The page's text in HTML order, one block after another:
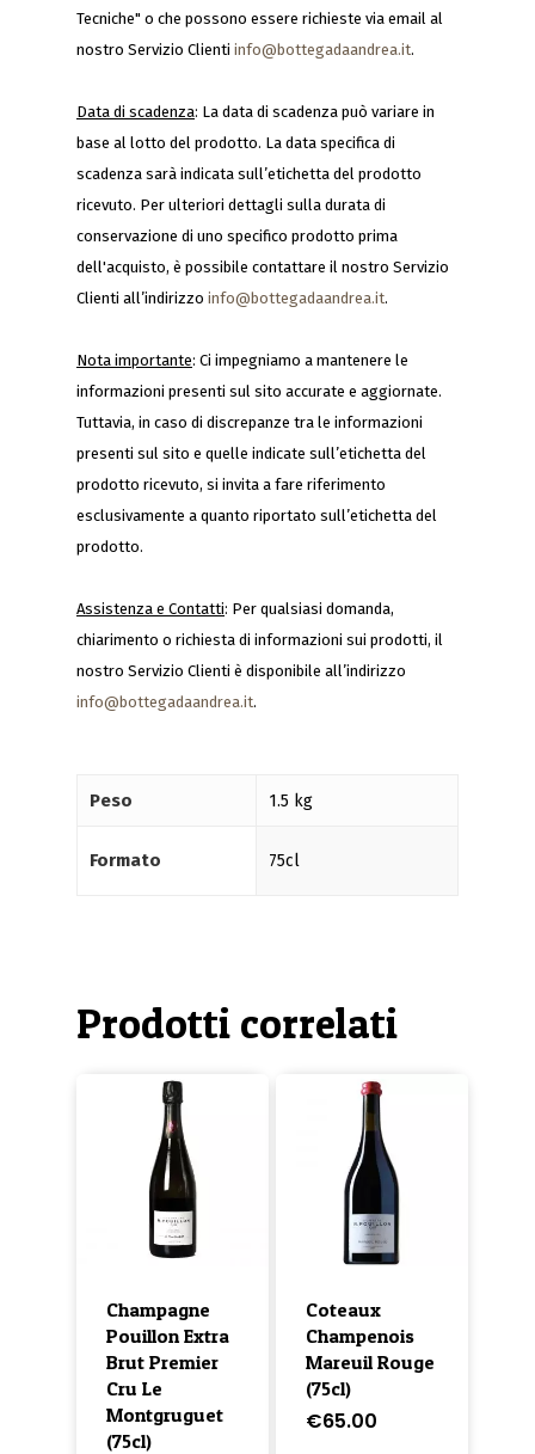
Tecniche" o che possono essere richieste via email al
nostro Servizio Clienti info@bottegadaandrea.it.
Data di scadenza: La data di scadenza può variare in
base al lotto del prodotto. La data specifica di
scadenza sarà indicata sull’etichetta del prodotto
ricevuto. Per ulteriori dettagli sulla durata di
conservazione di uno specifico prodotto prima
dell'acquisto, è possibile contattare il nostro Servizio
Clienti all’indirizzo info@bottegadaandrea.it.
Nota importante: Ci impegniamo a mantenere le
informazioni presenti sul sito accurate e aggiornate.
Tuttavia, in caso di discrepanze tra le informazioni
presenti sul sito e quelle indicate sull’etichetta del
prodotto ricevuto, si invita a fare riferimento
esclusivamente a quanto riportato sull’etichetta del
prodotto.
Assistenza e Contatti: Per qualsiasi domanda,
chiarimento o richiesta di informazioni sui prodotti, il
nostro Servizio Clienti è disponibile all’indirizzo
info@bottegadaandrea.it.
Peso 1.5 kg
Formato 75cl
Prodotti correlati
Champagne
Pouillon Extra
Brut Premier
Cru Le
Montgruguet
(75cl)
Coteaux
Champenois
Mareuil Rouge
(75cl)
€65.00